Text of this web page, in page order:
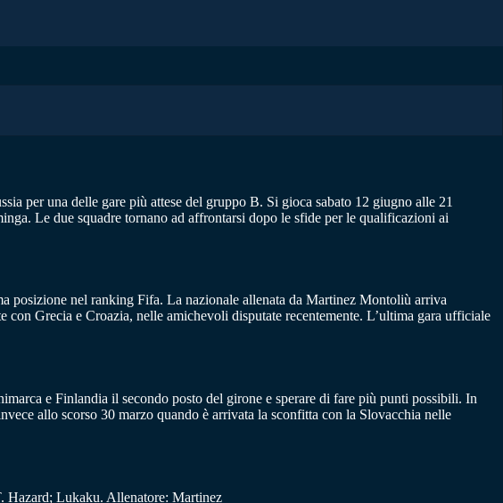
per una delle gare più attese del gruppo B. Si gioca sabato 12 giugno alle 21
Le due squadre tornano ad affrontarsi dopo le sfide per le qualificazioni ai
posizione nel ranking Fifa. La nazionale allenata da Martinez Montoliù arriva
Grecia e Croazia, nelle amichevoli disputate recentemente. L’ultima gara ufficiale
e Finlandia il secondo posto del girone e sperare di fare più punti possibili. In
allo scorso 30 marzo quando è arrivata la sconfitta con la Slovacchia nelle
Hazard; Lukaku. Allenatore: Martinez